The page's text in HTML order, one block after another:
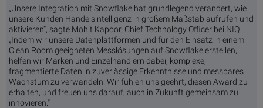
„Unsere Integration mit Snowflake hat grundlegend verändert, wie
unsere Kunden Handelsintelligenz in großem Maßstab aufrufen und
aktivieren“, sagte Mohit Kapoor, Chief Technology Officer bei NIQ.
„Indem wir unsere Datenplattformen und für den Einsatz in einem
Clean Room geeigneten Messlösungen auf Snowflake erstellen,
helfen wir Marken und Einzelhändlern dabei, komplexe,
fragmentierte Daten in zuverlässige Erkenntnisse und messbares
Wachstum zu verwandeln. Wir fühlen uns geehrt, diesen Award zu
erhalten, und freuen uns darauf, auch in Zukunft gemeinsam zu
innovieren.“